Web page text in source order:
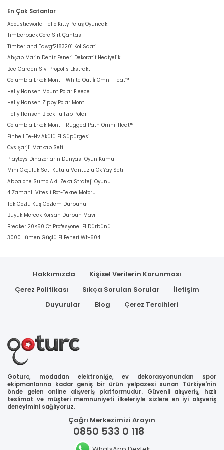
En Çok Satanlar
Acousticworld Hello Kitty Peluş Oyuncak
Timberback Core Sırt Çantası
Timberland Tdwgf2183201 Kol Saati
Ahşap Marin Deniz Feneri Dekoratif Hediyelik
Bee Garden Sivi Propolis Ekstrakt
Columbia Erkek Mont - White Out İi Omni-Heat™
Helly Hansen Mount Polar Fleece
Helly Hansen Zippy Polar Mont
Helly Hansen Block Fullzip Polar
Columbia Erkek Mont - Rugged Path Omni-Heat™
Einhell Te-Hv Akülü El Süpürgesi
Cvs Şarjli Matkap Seti
Playtoys Dinazorların Dünyası Oyun Kumu
Mini Okçuluk Seti Kutulu Vantuzlu Ok Yay Seti
Abbalone Sumo Akil Zeka Strateji Oyunu
4 Zamanlı Vitesli Bot-Tekne Motoru
Tek Gözlü Kuş Gözlem Dürbünü
Büyük Mercek Korsan Dürbün Mavi
Breaker 20×50 Ct Profesyonel El Dürbünü
3000 Lümen Güçlü El Feneri Wt-604
Hakkımızda
Kişisel Verilerin Korunması
Çerez Politikası
Sıkça Sorulan Sorular
İletişim
Duyurular
Blog Çerez Tercihleri
Goturc, modadan elektroniğe, ev dekorasyonundan spor
ekipmanlarına kadar geniş bir ürün yelpazesi sunan Türkiye'nin
önde gelen online alışveriş platformudur. Güvenli alışveriş, hızlı
teslimat ve müşteri memnuniyeti ilkeleriyle sizlere en iyi alışveriş
deneyimini sağlıyoruz.
Çağrı Merkezimizi Arayın
0850 533 0 118